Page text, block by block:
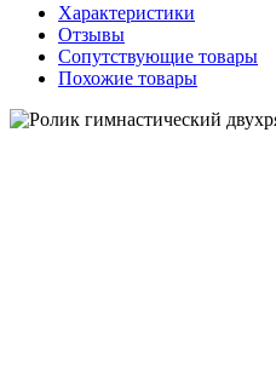
Характеристики
Отзывы
Сопутствующие товары
Похожие товары